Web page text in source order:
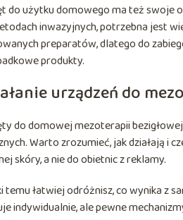
do użytku domowego ma też swoje
inwazyjnych, potrzebna jest
preparatów, dlatego do
produkty.
urządzeń do
do domowej mezoterapii
Warto zrozumieć, jak działają i
skóry, a nie do obietnic z reklamy.
temu łatwiej odróżnisz, co wynika z
indywidualnie, ale pewne